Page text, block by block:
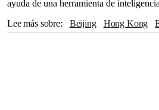
ayuda de una herramienta de
Lee más sobre
Beijing Hong Kong